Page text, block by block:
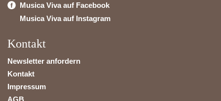
Musica Viva auf Facebook
Musica Viva auf Instagram
Kontakt
Newsletter anfordern
Kontakt
Impressum
AGB